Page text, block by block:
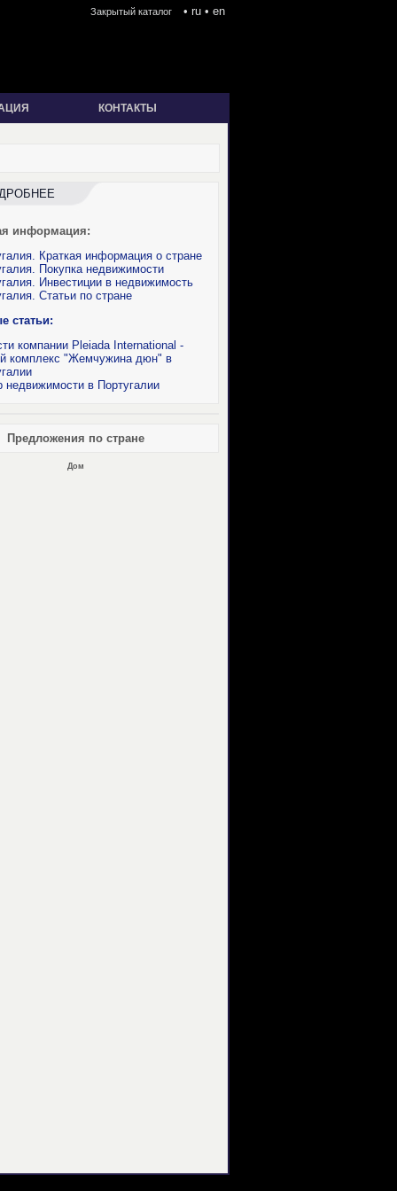
Закрытый каталог • ru• en
КОНТАКТЫ
информация:
Краткая информация о стране
Покупка недвижимости
Инвестиции в недвижимость
Статьи по стране
статьи:
компании Pleiada International -
комплекс "Жемчужина дюн" в
недвижимости в Португалии
Предложения по стране
Дом